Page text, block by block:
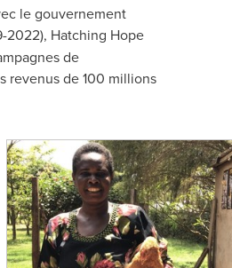
le gouvernement
2022), Hatching Hope
de
revenus de 100 millions